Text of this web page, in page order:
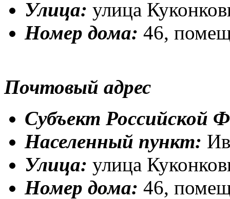
Улица: улица
Номер дома: 46,
Почтовый адрес
Субъект Российской
Населенный пункт:
Улица: улица
Номер дома: 46,